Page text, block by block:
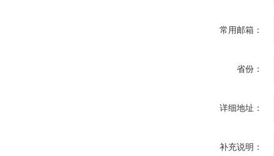
常用邮箱：
省份：
详细地址：
补充说明：